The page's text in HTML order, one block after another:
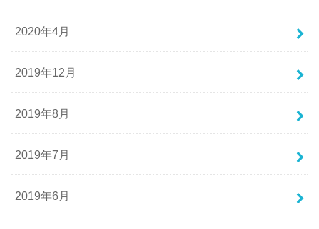
2020年4月
2019年12月
2019年8月
2019年7月
2019年6月